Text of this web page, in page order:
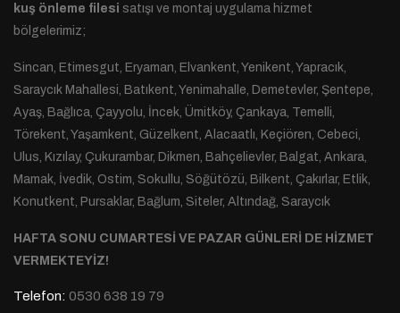
kuş önleme filesi satışı ve montaj uygulama hizmet
bölgelerimiz;
Sincan, Etimesgut, Eryaman, Elvankent, Yenikent, Yapracık,
Saraycık Mahallesi, Batıkent, Yenimahalle, Demetevler, Şentepe,
Ayaş, Bağlıca, Çayyolu, İncek, Ümitköy, Çankaya, Temelli,
Törekent, Yaşamkent, Güzelkent, Alacaatlı, Keçiören, Cebeci,
Ulus, Kızılay, Çukurambar, Dikmen, Bahçelievler, Balgat, Ankara,
Mamak, İvedik, Ostim, Sokullu, Söğütözü, Bilkent, Çakırlar, Etlik,
Konutkent, Pursaklar, Bağlum, Siteler, Altındağ, Saraycık
HAFTA SONU CUMARTESİ VE PAZAR GÜNLERİ DE HİZMET
VERMEKTEYİZ!
Telefon: 0530 638 19 79